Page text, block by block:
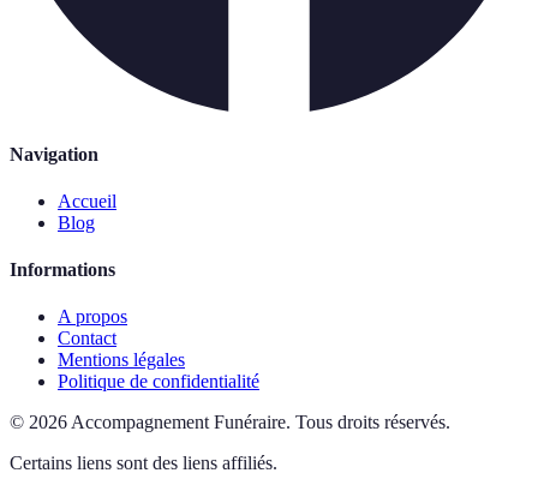
Navigation
Accueil
Blog
Informations
A propos
Contact
Mentions légales
Politique de confidentialité
© 2026Accompagnement Funéraire. Tous droits réservés.
Certains liens sont des liens affiliés.